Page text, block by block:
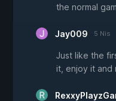
the normal
Jay009 5 Nis
Just like the
it, enjoy it and